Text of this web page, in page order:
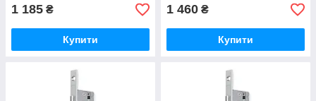
1 185 ₴
Купити
1 460 ₴
Купити